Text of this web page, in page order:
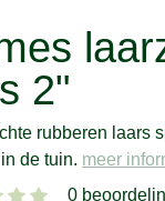
2"
rubberen laars
de tuin. meer
0